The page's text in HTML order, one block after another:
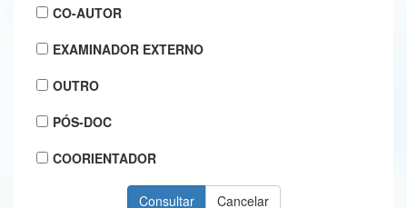
Ministério da Mulher, da Família e dos Direitos Humanos
Secretaria-Geral
Secretaria de Governo
Gabinete de Segurança Institucional
Advocacia-Geral da União
CO-AUTOR
EXAMINADOR EXTERNO
OUTRO
PÓS-DOC
COORIENTADOR